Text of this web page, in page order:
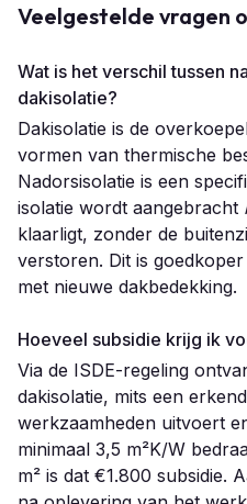
Veelgestelde vragen
Wat is het verschil tussen
dakisolatie?
Dakisolatie is de
vormen van thermische
Nadorsisolatie is een
isolatie wordt aangebracht
klaarligt, zonder de
verstoren. Dit is
met nieuwe dakbedekking.
Hoeveel subsidie krijg ik
Via de ISDE-regeling
dakisolatie, mits een
werkzaamheden uitvoert
minimaal 3,5 m²K/W
m² is dat €1.800 subsidie.